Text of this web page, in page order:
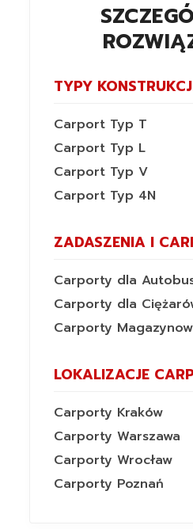
TYPY
Carport Typ T
Carport Typ L
Carport Typ V
Carport Typ 4N
ZADASZENIA I
Carporty dla
Carporty dla
Carporty
LOKALIZACJE
Carporty Kraków
Carporty Warszawa
Carporty Wrocław
Carporty Poznań